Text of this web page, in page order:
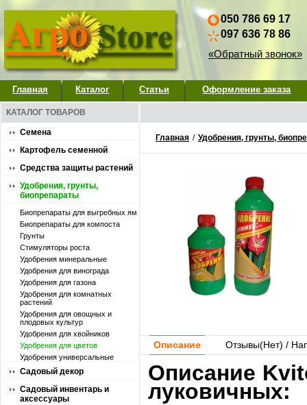
050 786 69 17
097 636 78 86
«Обратный звонок»
Главная Каталог Статьи Оформление заказа
КАТАЛОГ ТОВАРОВ
Семена
Картофель семенной
Средства защиты растений
Удобрения, грунты,
биопрепараты
Биопрепараты для выгребных ям
Биопрепараты для компоста
Грунты
Стимуляторы роста
Удобpения минеральные
Удобрения для винограда
Удобрения для газона
Удобрения для комнатных
растений
Удобрения для овощных и
плодовых культур
Удобрения для хвойников
Удобрения для цветов
Удобрения универсальные
Садовый декор
Садовый инвентарь и
аксессуары
Главная / Удобрения, грунты,
Описание Отзывы(Нет) /
Описание
луковичных: